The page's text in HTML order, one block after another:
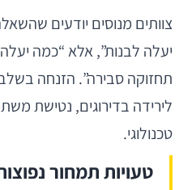
צוותים מנוסים יודעים
יעלה לבנות”, אלא “כמה
תחזוקה סבירה”. הזנחה
טכנולוגי.
טעויות תמחור